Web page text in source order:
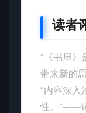
读者
“《书屋》
带来新的
“内容深入
性。”——